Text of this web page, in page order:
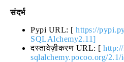
संदर्भ
Pypi URL: [ https://
SQLAlchemy2.11]
दस्तावेज़ीकरण URL: [
sqlalchemy.pocoo.org/2.1/